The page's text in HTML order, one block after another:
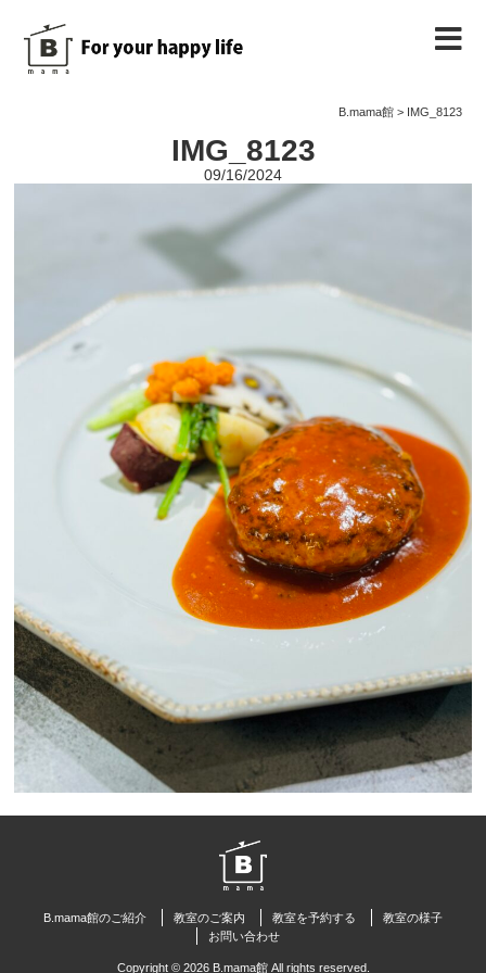
B.mama館> IMG_8123
IMG_8123
09/16/2024
B.mama館のご紹介 教室のご案内 教室を予約する
教室の様子
お問い合わせ
Copyright © 2026 B.mama館 All rights reserved.
教室のご案内
教室を予約する
教室の様子
お問い合わせ